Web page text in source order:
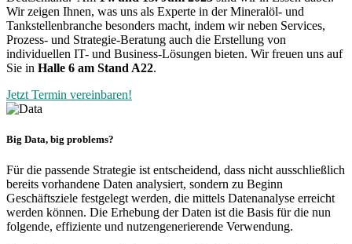
Wir zeigen Ihnen, was uns als Experte in der Mineralöl- und
Tankstellenbranche besonders macht, indem wir neben Services,
Prozess- und Strategie-Beratung auch die Erstellung von
individuellen IT- und Business-Lösungen bieten. Wir freuen uns auf
Sie in Halle 6 am Stand A22.
Jetzt Termin vereinbaren!
Big Data, big problems?
Für die passende Strategie ist entscheidend, dass nicht ausschließlich
bereits vorhandene Daten analysiert, sondern zu Beginn
Geschäftsziele festgelegt werden, die mittels Datenanalyse erreicht
werden können. Die Erhebung der Daten ist die Basis für die nun
folgende, effiziente und nutzengenerierende Verwendung.